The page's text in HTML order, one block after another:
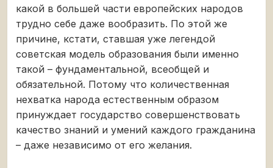
какой в большей части европейских народов
трудно себе даже вообразить. По этой же
причине, кстати, ставшая уже легендой
советская модель образования были именно
такой – фундаментальной, всеобщей и
обязательной. Потому что количественная
нехватка народа естественным образом
принуждает государство совершенствовать
качество знаний и умений каждого гражданина
– даже независимо от его желания.